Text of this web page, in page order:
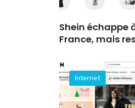
Shein échappe
France, mais
Internet